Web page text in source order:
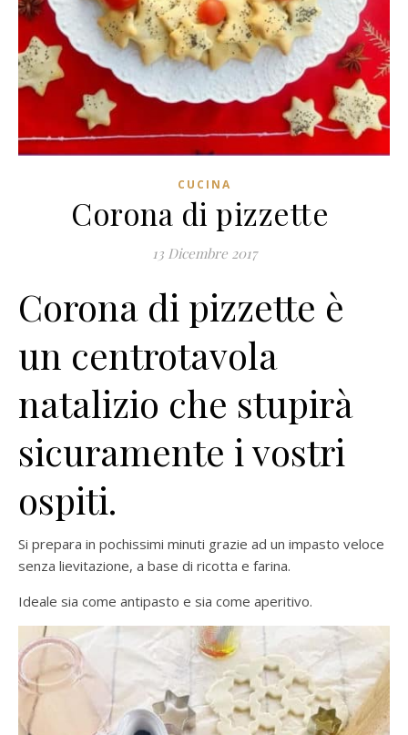
CUCINA
Corona di pizzette
13 Dicembre 2017
Corona di pizzette è
un centrotavola
natalizio che stupirà
sicuramente i vostri
ospiti.
Si prepara in pochissimi minuti grazie ad un impasto veloce
senza lievitazione, a base di ricotta e farina.
Ideale sia come antipasto e sia come aperitivo.